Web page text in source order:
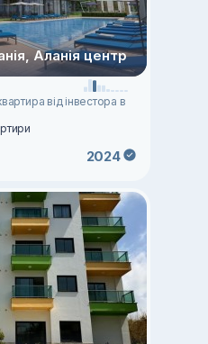
Аланія центр
від інвестора в
2024